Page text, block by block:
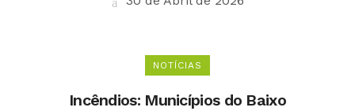
NOTÍCIAS
Incêndios: Municípios do Baixo